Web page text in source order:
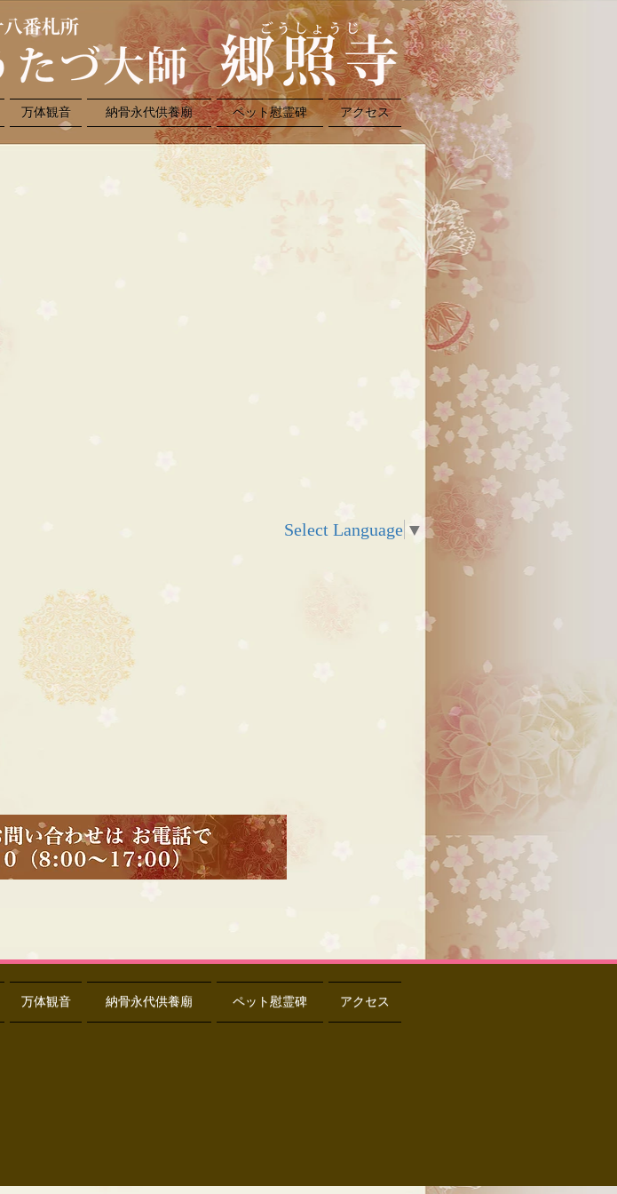
万体観音 納骨永代供養廟 ペット慰霊碑 アクセス
Select Language ▼
万体観音 納骨永代供養廟 ペット慰霊碑 アクセス